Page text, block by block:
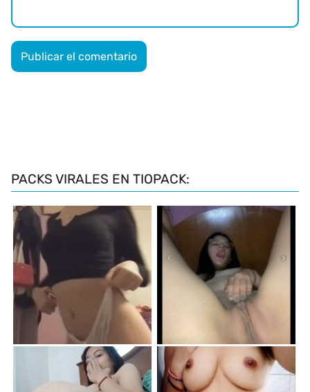
PACKS VIRALES EN TIOPACK: